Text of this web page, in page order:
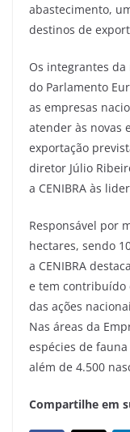
abastecimento,
destinos de
Os integrantes
do Parlamento
as empresas
atender às novas
exportação
diretor Júlio
a CENIBRA às
Responsável por
hectares, sendo
a CENIBRA
e tem
das ações
Nas áreas da
espécies de
além de 4.500
Compartilhe em